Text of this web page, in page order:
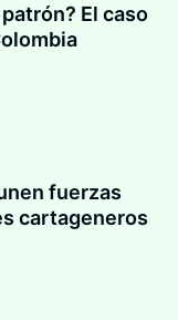
El caso
fuerzas
cartageneros